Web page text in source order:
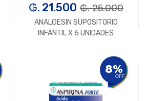
₲. 21.500 ₲. 25.000
ANALGESIN SUPOSITORIO
INFANTIL X 6 UNIDADES
8%
OFF